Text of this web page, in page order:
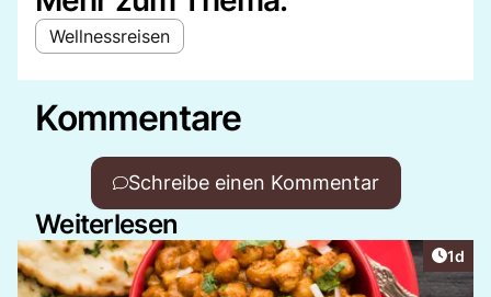
Wellnessreisen
Kommentare
Schreibe einen Kommentar
Weiterlesen
1d